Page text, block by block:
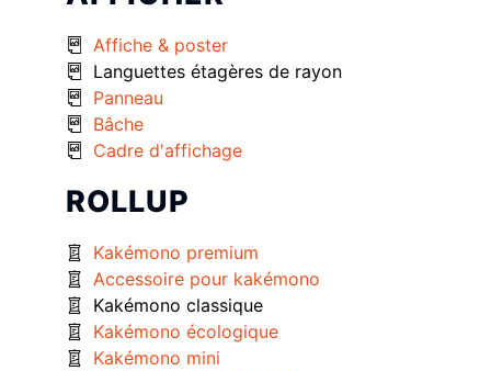
Affiche & poster
Languettes étagères de rayon
Panneau
Bâche
Cadre d'affichage
ROLLUP
Kakémono premium
Accessoire pour kakémono
Kakémono classique
Kakémono écologique
Kakémono mini